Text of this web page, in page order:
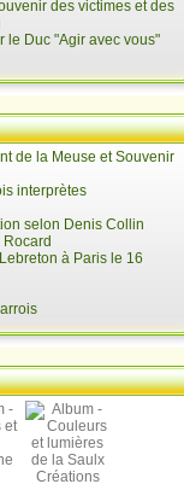
des victimes et des
le Duc "Agir avec vous"
de la Meuse et Souvenir
interprètes
selon Denis Collin
à Paris le 16